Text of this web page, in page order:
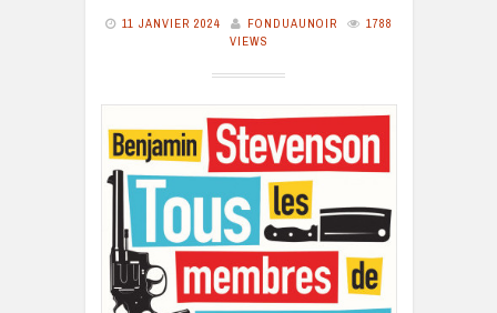
11 JANVIER 2024 FONDUAUNOIR
1788
VIEWS